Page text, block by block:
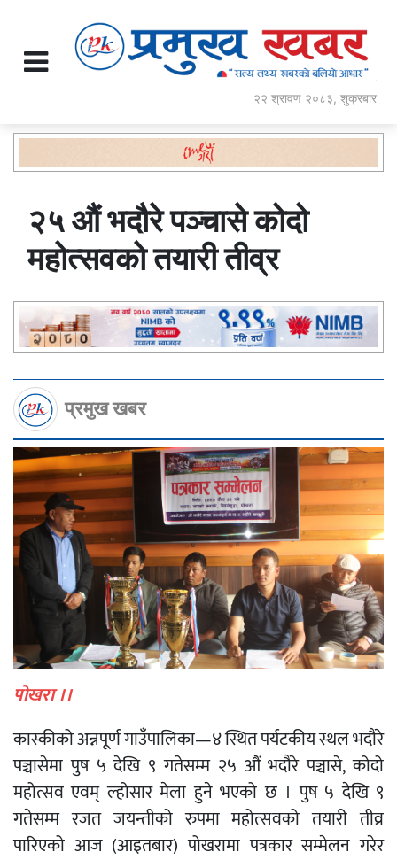
२२ श्रावण २०८३, शुक्रबार
२५ औं भदौरे पञ्चासे कोदो
महोत्सवको तयारी तीव्र
प्रमुख खबर
पोखरा ।।
कास्कीको अन्नपूर्ण गाउँपालिका—४ स्थित पर्यटकीय स्थल भदौरे
पञ्चासेमा पुष ५ देखि ९ गतेसम्म २५ औं भदौरे पञ्चासे, कोदो
महोत्सव एवम् ल्होसार मेला हुने भएको छ । पुष ५ देखि ९
गतेसम्म रजत जयन्तीको रुपमा महोत्सवको तयारी तीव्र
पारिएको आज (आइतबार) पोखरामा पत्रकार सम्मेलन गरेर